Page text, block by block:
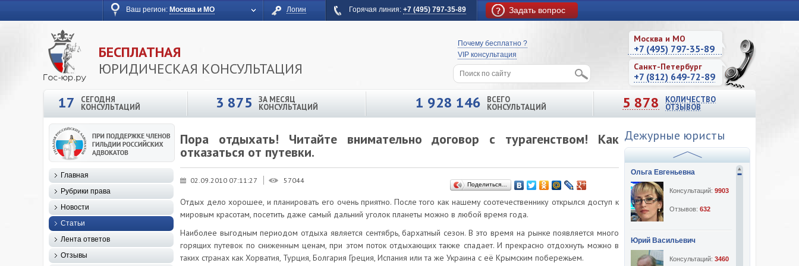
Ваш регион: Москва и МО Логин Горячая линия: +7 (495) 797-35-89 Задать вопрос
БЕСПЛАТНАЯ
ЮРИДИЧЕСКАЯ КОНСУЛЬТАЦИЯ
Москва и МО
+7 (495) 797-35-89
Санкт-Петербург
+7 (812) 649-72-89
Почему бесплатно ?
VIP консультация
17 СЕГОДНЯ
КОНСУЛЬТАЦИЙ 3 875 ЗА МЕСЯЦ
КОНСУЛЬТАЦИЙ 1 928 146 ВСЕГО
КОНСУЛЬТАЦИЙ 5 878 КОЛИЧЕСТВО
ОТЗЫВОВ
Пора отдыхать! Читайте внимательно договор с турагенством! Как
отказаться от путевки.
02.09.2010 07:11:27 57044 Поделиться…
Отдых дело хорошее, и планировать его очень приятно. После того как нашему соотечественнику открылся доступ к
мировым красотам, посетить даже самый дальний уголок планеты можно в любой время года.
Наиболее выгодным периодом отдыха является сентябрь, бархатный сезон. В это время на рынке появляется много
горящих путевок по сниженным ценам, при этом поток отдыхающих также спадает. И прекрасно отдохнуть можно в
таких странах как Хорватия, Турция, Болгария Греция, Испания или та же Украина с её Крымским побережьем.
Главная
Рубрики права
Новости
Статьи
Лента ответов
Отзывы
Дежурные юристы
Ольга Евгеньевна
Консультаций: 9903
Отзывов: 632
Юрий Васильевич
Консультаций: 3460